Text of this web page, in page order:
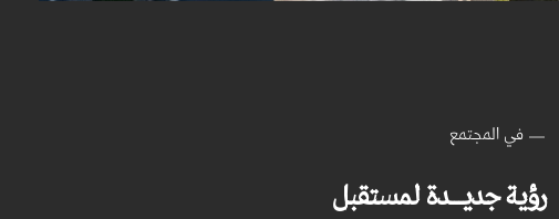
في المجتمع
رؤية جديـــدة لمستقبل